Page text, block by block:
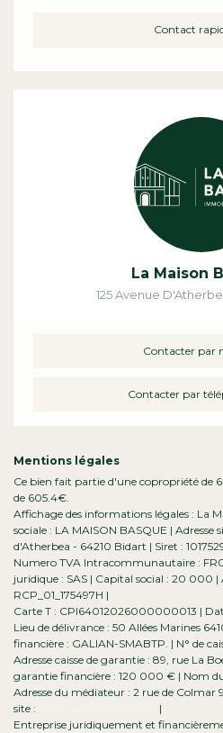
Contact
La Maison
125 Avenue
Contacter par
Contacter par
Mentions légales
Ce bien fait partie d'une copropriété de
de 605.4€.
Affichage des informations légales : La
sociale : LA MAISON BASQUE | Adresse
d'Atherbea - 64210 Bidart | Siret :
Numero TVA Intracommunautaire :
juridique : SAS | Capital social : 20 000 |
RCP_01_175497H |
Carte T : CPI64012026000000013 |
Lieu de délivrance : 50 Allées Marines
financière : GALIAN-SMABTP. | N° de
Adresse caisse de garantie : 89, rue La
garantie financière : 120 000 € | Nom
Adresse du médiateur : 2 rue de Colmar
site :
|
Entreprise juridiquement et